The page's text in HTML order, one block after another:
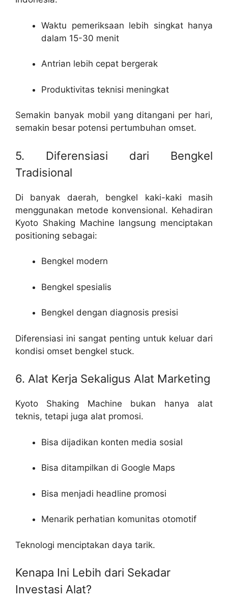
Waktu pemeriksaan lebih singkat hanya
dalam 15-30 menit
Antrian lebih cepat bergerak
Produktivitas teknisi meningkat
Semakin banyak mobil yang ditangani per hari,
semakin besar potensi pertumbuhan omset.
5. Diferensiasi dari Bengkel
Tradisional
Di banyak daerah, bengkel kaki-kaki masih
menggunakan metode konvensional. Kehadiran
Kyoto Shaking Machine langsung menciptakan
positioning sebagai:
Bengkel modern
Bengkel spesialis
Bengkel dengan diagnosis presisi
Diferensiasi ini sangat penting untuk keluar dari
kondisi omset bengkel stuck.
6. Alat Kerja Sekaligus Alat Marketing
Kyoto Shaking Machine bukan hanya alat
teknis, tetapi juga alat promosi.
Bisa dijadikan konten media sosial
Bisa ditampilkan di Google Maps
Bisa menjadi headline promosi
Menarik perhatian komunitas otomotif
Teknologi menciptakan daya tarik.
Kenapa Ini Lebih dari Sekadar
Investasi Alat?